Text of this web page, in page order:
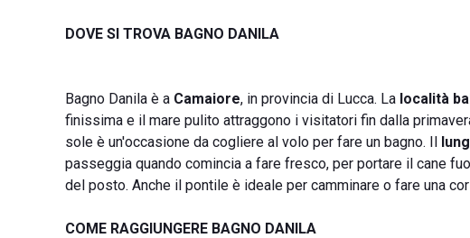
DOVE SI TROVA BAGNO DANILA
Bagno Danila è a Camaiore, in provincia di Lucca. La località
finissima e il mare pulito attraggono i visitatori fin dalla
sole è un'occasione da cogliere al volo per fare un bagno. Il
passeggia quando comincia a fare fresco, per portare il cane
del posto. Anche il pontile è ideale per camminare o fare una
COME RAGGIUNGERE BAGNO DANILA